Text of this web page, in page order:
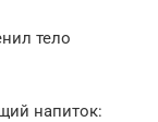
тело
напиток: